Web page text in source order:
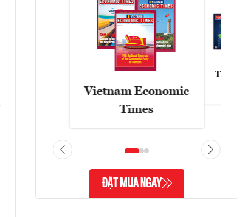
Vietnam Economic
Times
Tạp
ĐẶT MUA NGAY